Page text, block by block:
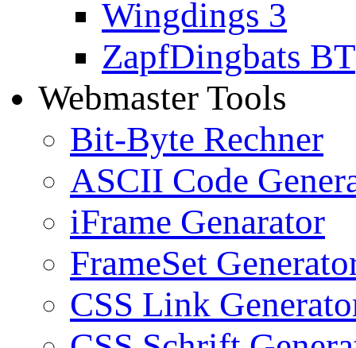
Wingdings 3
ZapfDingbats BT
Webmaster Tools
Bit-Byte Rechner
ASCII Code
iFrame Genarator
FrameSet
CSS Link